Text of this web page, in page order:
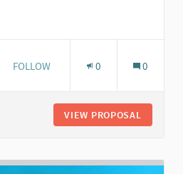
3 FOLLOWERS
FOLLOW 0 0
VIEW PROPOSAL